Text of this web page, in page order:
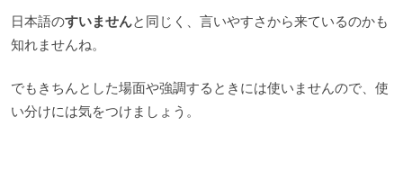
日本語のすいませんと同じく、言いやすさから来ているのかも
知れませんね。
でもきちんとした場面や強調するときには使いませんので、使
い分けには気をつけましょう。